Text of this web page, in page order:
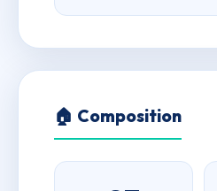
🏠 Composition